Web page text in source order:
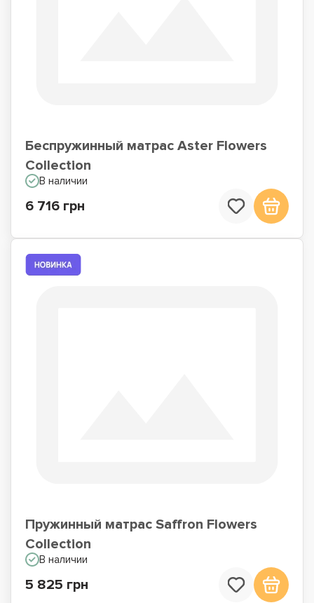
Беспружинный матрас Aster Flowers
Collection
В наличии
6 716 грн
Пружинный матрас Saffron Flowers
Collection
В наличии
5 825 грн